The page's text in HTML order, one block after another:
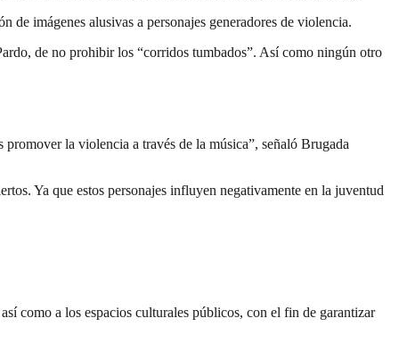
imágenes alusivas a personajes generadores de violencia.
de no prohibir los “corridos tumbados”. Así como ningún otro
la violencia a través de la música”, señaló Brugada
Ya que estos personajes influyen negativamente en la juventud
como a los espacios culturales públicos, con el fin de garantizar